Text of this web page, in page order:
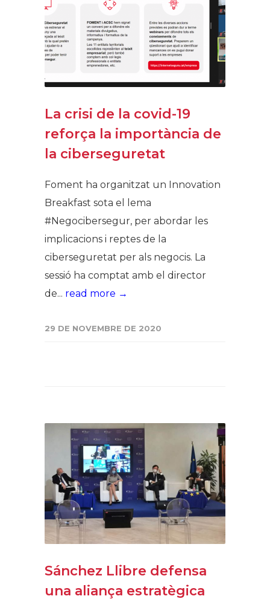
La crisi de la covid-19
reforça la importància de
la ciberseguretat
Foment ha organitzat un Innovation
Breakfast sota el lema
#Negocibersegur, per abordar les
implicacions i reptes de la
ciberseguretat per als negocis. La
sessió ha comptat amb el director
de... read more →
29 DE NOVEMBRE DE 2020
Sánchez Llibre defensa
una aliança estratègica